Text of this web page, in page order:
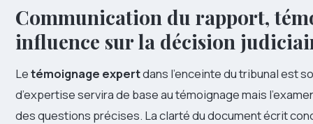
Communication du rapport,
influence sur la décision
Letémoignage expertdans l’enceinte du tribunal est
d’expertise servira de base au témoignage mais
des questions précises. La clarté du document écrit